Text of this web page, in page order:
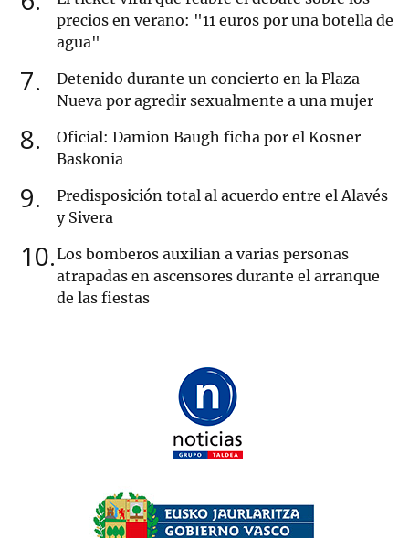
precios en verano: "11 euros por una botella de
agua"
7
Detenido durante un concierto en la Plaza
Nueva por agredir sexualmente a una mujer
8
Oficial: Damion Baugh ficha por el Kosner
Baskonia
9
Predisposición total al acuerdo entre el Alavés
y Sivera
10 Los bomberos auxilian a varias personas
atrapadas en ascensores durante el arranque
de las fiestas